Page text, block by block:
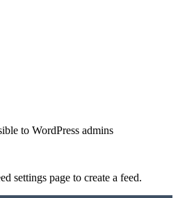
to WordPress admins
settings page to create a feed.